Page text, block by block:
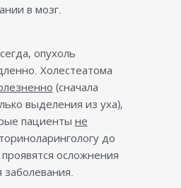
в мозг.
опухоль
Холестеатома
(сначала
выделения из уха),
пациенты не
до
осложнения